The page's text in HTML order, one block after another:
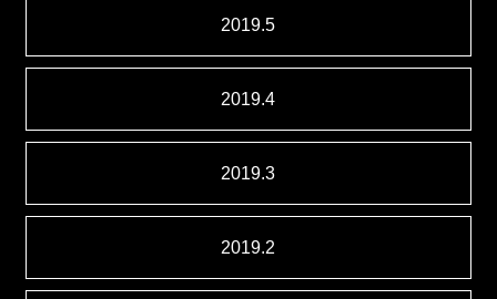
2019.5
2019.4
2019.3
2019.2